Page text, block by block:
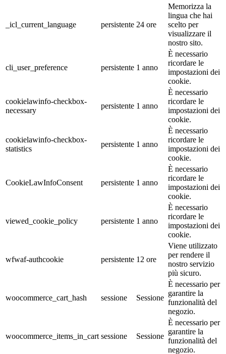
_icl_current_language persistente 24 ore
Memorizza la
lingua che hai
scelto per
visualizzare il
nostro sito.
cli_user_preference persistente 1 anno
È necessario
ricordare le
impostazioni dei
cookie.
cookielawinfo-checkbox-
necessary
persistente 1 anno
È necessario
ricordare le
impostazioni dei
cookie.
cookielawinfo-checkbox-
statistics
persistente 1 anno
È necessario
ricordare le
impostazioni dei
cookie.
CookieLawInfoConsent persistente 1 anno
È necessario
ricordare le
impostazioni dei
cookie.
viewed_cookie_policy persistente 1 anno
È necessario
ricordare le
impostazioni dei
cookie.
wfwaf-authcookie persistente 12 ore
Viene utilizzato
per rendere il
nostro servizio
più sicuro.
woocommerce_cart_hash sessione Sessione
È necessario per
garantire la
funzionalità del
negozio.
woocommerce_items_in_cart sessione Sessione
È necessario per
garantire la
funzionalità del
negozio.